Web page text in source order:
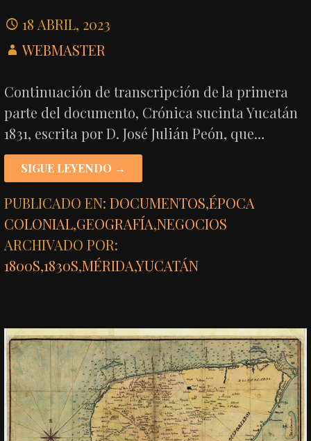
18 ABRIL, 2023
WEBMASTER
Continuación de transcripción de la primera
parte del documento, Crónica sucinta Yucatán
1831, escrita por D. José Julián Peón, que…
SIGUE LEYENDO →
PUBLICADO EN:DOCUMENTOS,ÉPOCA
COLONIAL,GEOGRAFÍA,NEGOCIOS
ARCHIVADO POR:
1800S,1830S,MÉRIDA,YUCATÁN